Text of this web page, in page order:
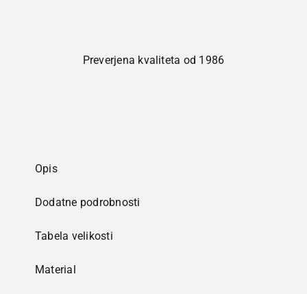
Preverjena kvaliteta od 1986
Opis
Dodatne podrobnosti
Tabela velikosti
Material